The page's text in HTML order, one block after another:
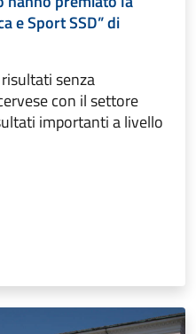
e Sport SSD” di
senza
con il settore
importanti a livello